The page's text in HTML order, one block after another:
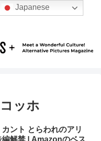
ッホ
カント とらわれのアリ
Japanese